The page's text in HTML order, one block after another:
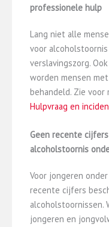
professionele hulp
Lang niet alle
voor
verslavingszorg.
worden mensen
behandeld. Zie voor
Hulpvraag en
Geen recente
alcoholstoornis
Voor jongeren
recente cijfers
alcoholstoornissen.
jongeren en